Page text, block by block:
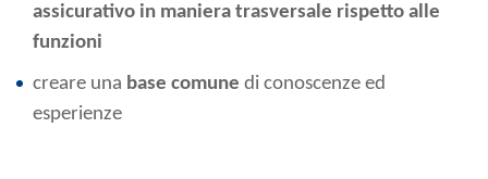
assicurativo in maniera trasversale rispetto alle
funzioni
creare una base comune di conoscenze ed
esperienze